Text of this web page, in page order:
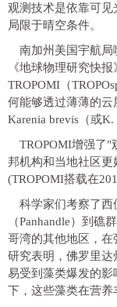
观测技术是依靠可
局限于晴空条件。
南加州美国宇航局
《地球物理研究快
TROPOMI（
何能够透过薄薄的
Karenia brevis（或K.
TROPOMI增强了"
邦机构和当地社区更
(TROPOMI搭载在
科学家们考察了
（Panhandle）到礁
哥湾的其他地区，
研究表明，佛罗里
易受到藻类爆发的
下，这些藻类在营养